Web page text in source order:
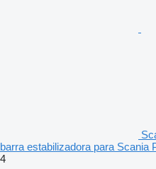
barra estabilizadora para Scania
4